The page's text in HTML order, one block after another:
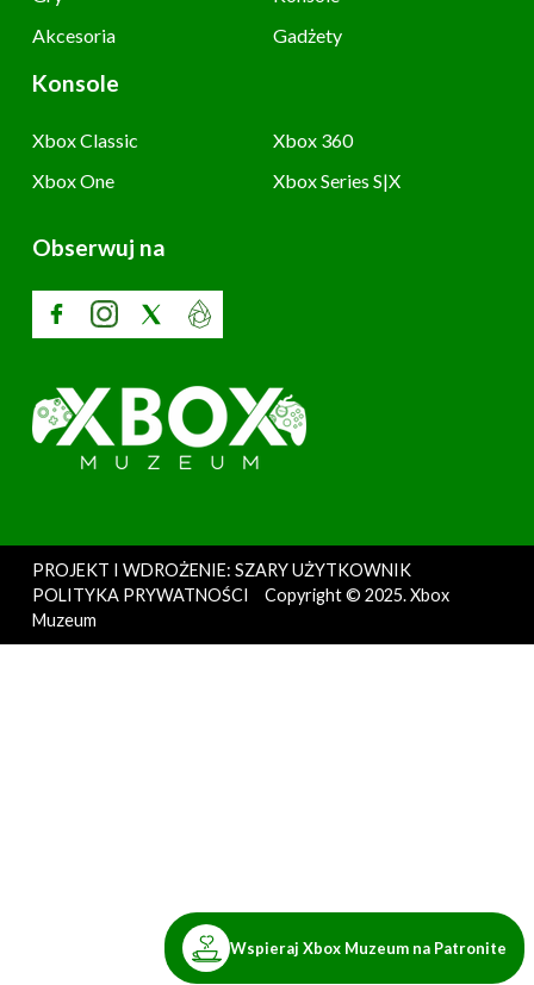
Akcesoria
Gadżety
Konsole
Xbox Classic
Xbox 360
Xbox One
Xbox Series S|X
Obserwuj na
PROJEKT I WDROŻENIE: SZARY UŻYTKOWNIK
POLITYKA PRYWATNOŚCI
Copyright © 2025. Xbox
Muzeum
Wspieraj Xbox Muzeum na Patronite